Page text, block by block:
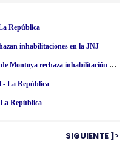
República
inhabilitaciones en la JNJ
UARM: La Universidad Antonio Ruiz de Montoya rechaza inhabilitación por 10 años para el ejercicio de cargo público a miembros de la JNJ
- La República
República
SIGUIENTE ]>